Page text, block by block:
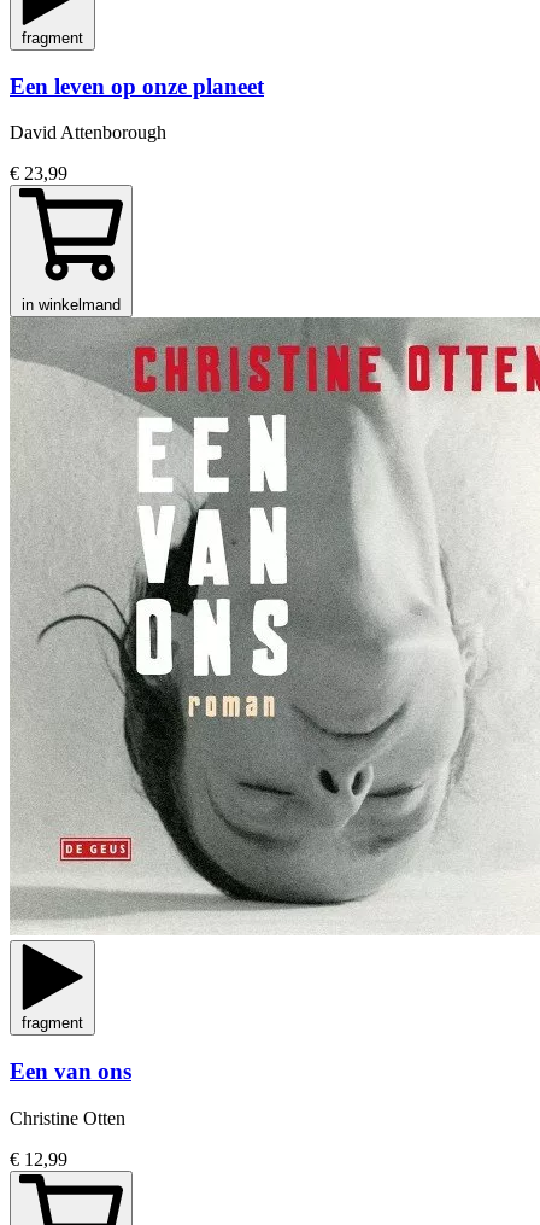
fragment
Een leven op onze planeet
David Attenborough
€ 23,99
in winkelmand
fragment
Een van ons
Christine Otten
€ 12,99